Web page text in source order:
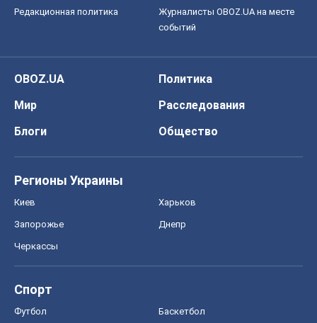
Редакционная политика
Журналисты OBOZ.UA на месте
событий
OBOZ.UA
Политика
Мир
Расследования
Блоги
Общество
Регионы Украины
Киев Харьков
Запорожье Днепр
Черкассы
Спорт
Футбол Баскетбол